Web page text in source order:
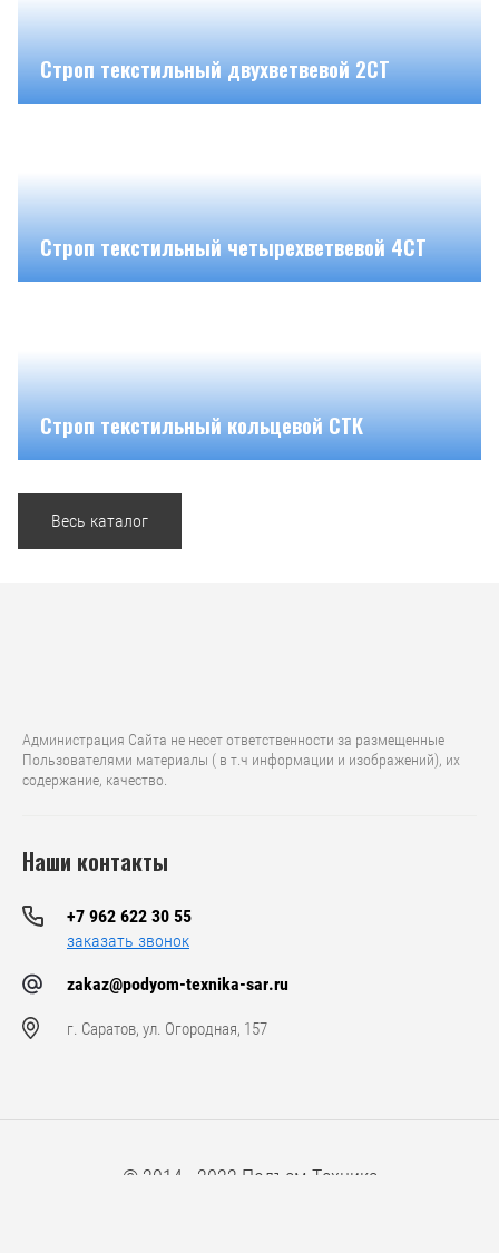
Строп текстильный двухветвевой 2СТ
Строп текстильный четырехветвевой 4СТ
Строп текстильный кольцевой СТК
Весь каталог
Администрация Сайта не несет ответственности за размещенные
Пользователями материалы ( в т.ч информации и изображений), их
содержание, качество.
Наши контакты
+7 962 622 30 55
заказать звонок
zakaz@podyom-texnika-sar.ru
г. Саратов, ул. Огородная, 157
© 2014 - 2022 Подъем-Техника